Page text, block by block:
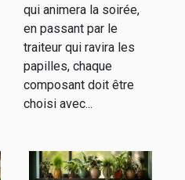
qui animera la soirée,
en passant par le
traiteur qui ravira les
papilles, chaque
composant doit être
choisi avec...